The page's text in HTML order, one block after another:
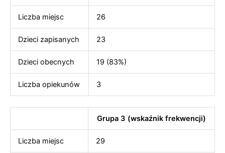
Liczba miejsc 26
Dzieci zapisanych 23
Dzieci obecnych 19 (83%)
Liczba opiekunów 3
Grupa 3 (wskaźnik frekwencji)
Liczba miejsc 29